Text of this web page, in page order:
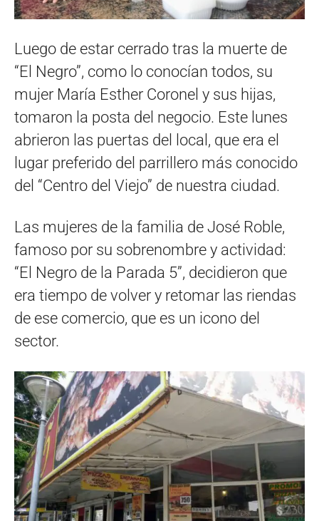
Luego de estar cerrado tras la muerte de
“El Negro”, como lo conocían todos, su
mujer María Esther Coronel y sus hijas,
tomaron la posta del negocio. Este lunes
abrieron las puertas del local, que era el
lugar preferido del parrillero más conocido
del “Centro del Viejo” de nuestra ciudad.
Las mujeres de la familia de José Roble,
famoso por su sobrenombre y actividad:
“El Negro de la Parada 5”, decidieron que
era tiempo de volver y retomar las riendas
de ese comercio, que es un icono del
sector.